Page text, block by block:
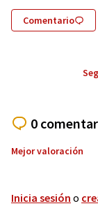
Comentario
0
Mejor valoración
Inicia sesión o